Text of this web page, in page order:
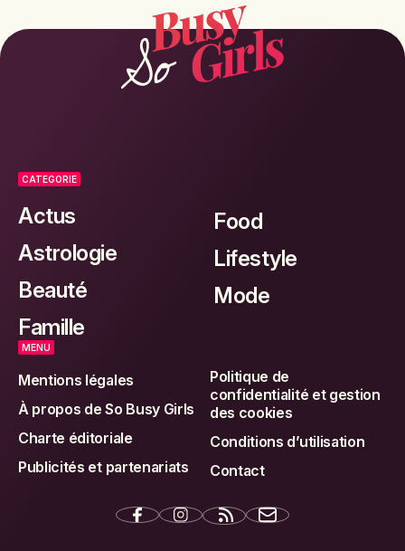
CATEGORIE
Actus
Astrologie
Beauté
Famille
Food
Lifestyle
Mode
MENU
Mentions légales
À propos de So Busy Girls
Charte éditoriale
Publicités et partenariats
Politique de
confidentialité et gestion
des cookies
Conditions d’utilisation
Contact